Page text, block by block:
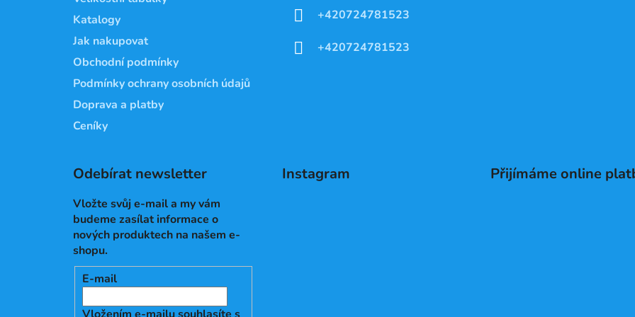
Katalogy
Jak nakupovat
Obchodní podmínky
Podmínky ochrany osobních údajů
Doprava a platby
Ceníky
+420724781523
+420724781523
Odebírat newsletter
Vložte svůj e-mail a my vám
budeme zasílat informace o
nových produktech na našem e-
shopu.
E-mail
Instagram Přijímáme online